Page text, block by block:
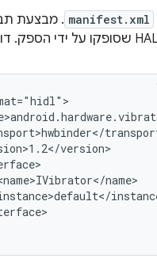
manifest.xml . מבצעת
version>
name>